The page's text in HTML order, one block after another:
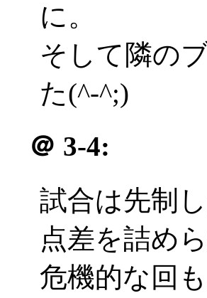
に。
そして隣の
た(^-^;)
＠ 3-4:
試合は先制
点差を詰め
危機的な回